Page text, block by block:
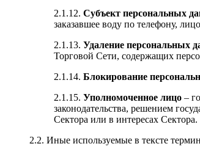
2.1.12. Субъект персональных
заказавшее воду по телефону,
2.1.13. Удаление персональных
Торговой Сети, содержащих
2.1.14. Блокирование
2.1.15. Уполномоченное лицо –
законодательства, решением
Сектора или в интересах Сектора.
2.2. Иные используемые в тексте